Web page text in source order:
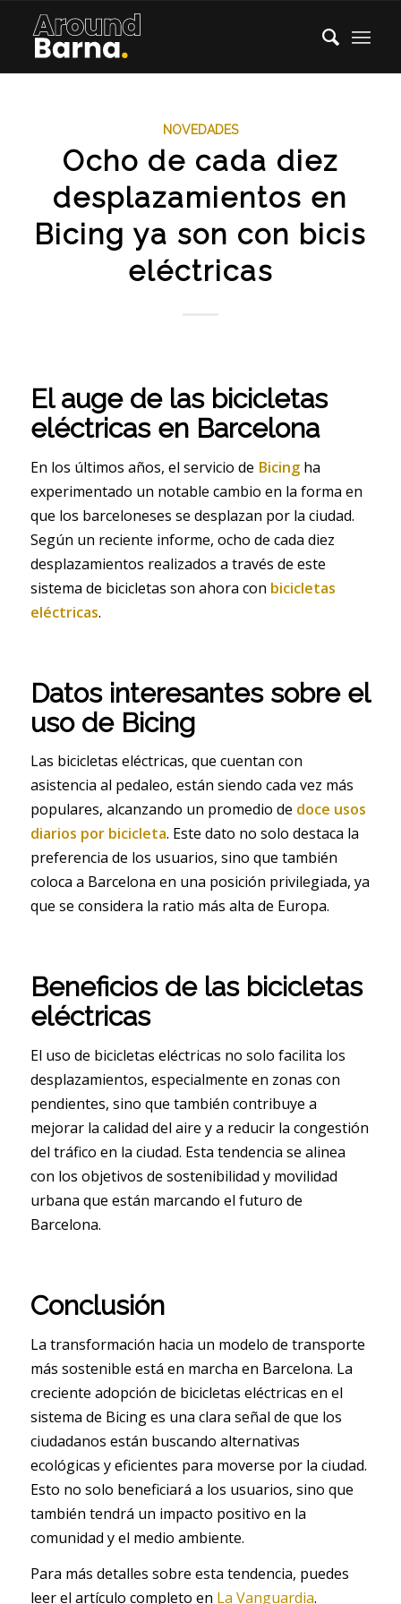
NOVEDADES
Ocho de cada diez
desplazamientos en
Bicing ya son con bicis
eléctricas
El auge de las bicicletas
eléctricas en Barcelona
En los últimos años, el servicio de Bicingha
experimentado un notable cambio en la forma en
que los barceloneses se desplazan por la ciudad.
Según un reciente informe, ocho de cada diez
desplazamientos realizados a través de este
sistema de bicicletas son ahora con bicicletas
eléctricas.
Datos interesantes sobre el
uso de Bicing
Las bicicletas eléctricas, que cuentan con
asistencia al pedaleo, están siendo cada vez más
populares, alcanzando un promedio de doce usos
diarios por bicicleta. Este dato no solo destaca la
preferencia de los usuarios, sino que también
coloca a Barcelona en una posición privilegiada, ya
que se considera la ratio más alta de Europa.
Beneficios de las bicicletas
eléctricas
El uso de bicicletas eléctricas no solo facilita los
desplazamientos, especialmente en zonas con
pendientes, sino que también contribuye a
mejorar la calidad del aire y a reducir la congestión
del tráfico en la ciudad. Esta tendencia se alinea
con los objetivos de sostenibilidad y movilidad
urbana que están marcando el futuro de
Barcelona.
Conclusión
La transformación hacia un modelo de transporte
más sostenible está en marcha en Barcelona. La
creciente adopción de bicicletas eléctricas en el
sistema de Bicing es una clara señal de que los
ciudadanos están buscando alternativas
ecológicas y eficientes para moverse por la ciudad.
Esto no solo beneficiará a los usuarios, sino que
también tendrá un impacto positivo en la
comunidad y el medio ambiente.
Para más detalles sobre esta tendencia, puedes
leer el artículo completo en La Vanguardia.